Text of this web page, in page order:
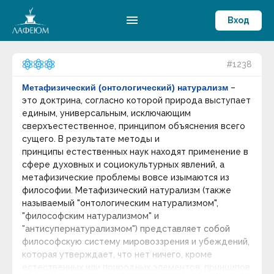
menu Вход
#1238
Метафизический (онтологический) натурализм –
это доктрина, согласно которой природа выступает
единым, универсальным, исключающим
сверхъестественное, принципом объяснения всего
сущего. В результате методы и
принципы естественных наук находят применение в
сфере духовных и социокультурных явлений, а
метафизические проблемы вовсе изымаются из
философии. Метафизический натурализм (также
называемый "онтологическим натурализмом",
"философским натурализмом" и
"антисупернатурализмом") представляет собой
философскую систему мировоззрения и убеждений,
которая утверждает, что нет ничего, кроме